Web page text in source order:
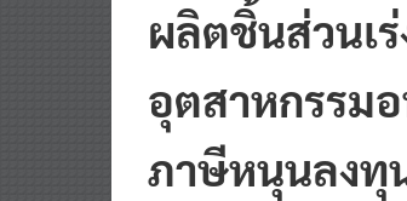
ผลิตชิ้นส่วนเ
อุตสาหกรรม
ภาษีหนุนลงทุ